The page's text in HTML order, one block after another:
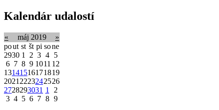
Kalendár udalostí
« máj 2019
»
pout st št pi sone
2930 1 2 3 4
5
6 7 8 9 1011 12
13141516171819
2021 2223242526
2728293031 1
2
3 4 5 6 7 8 9